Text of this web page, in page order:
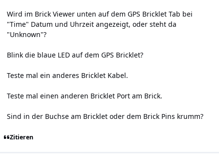
Wird im Brick Viewer unten auf dem GPS Bricklet Tab bei
"Time" Datum und Uhrzeit angezeigt, oder steht da
"Unknown"?
Blink die blaue LED auf dem GPS Bricklet?
Teste mal ein anderes Bricklet Kabel.
Teste mal einen anderen Bricklet Port am Brick.
Sind in der Buchse am Bricklet oder dem Brick Pins krumm?
Zitieren